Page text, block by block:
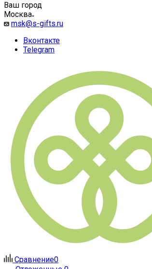
Ваш город
Москва
msk@s-gifts.ru
Вконтакте
Telegram
Сравнение0